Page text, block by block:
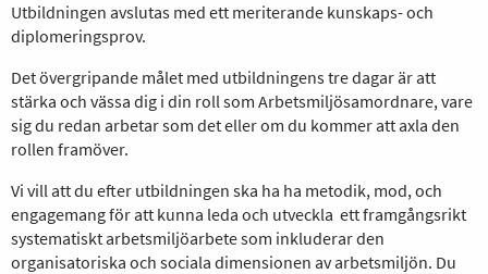
Utbildningen avslutas med ett meriterande kunskaps- och
diplomeringsprov.
Det övergripande målet med utbildningens tre dagar är att
stärka och vässa dig i din roll som Arbetsmiljösamordnare, vare
sig du redan arbetar som det eller om du kommer att axla den
rollen framöver.
Vi vill att du efter utbildningen ska ha ha metodik, mod, och
engagemang för att kunna leda och utveckla ett framgångsrikt
systematiskt arbetsmiljöarbete som inkluderar den
organisatoriska och sociala dimensionen av arbetsmiljön. Du